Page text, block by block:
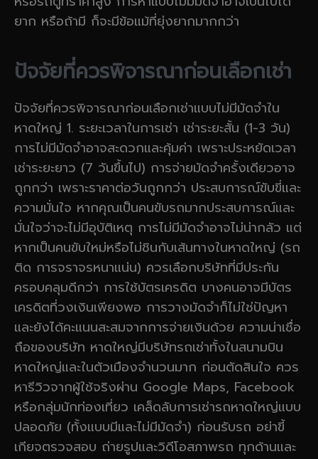
ยาก หรือถ้ามี ก็จะมีข้อแม้ที่ยุ่งยากมากกว่า
ปัจจัยที่ควรพิจารณาก่อนเลือกเช่า
ปัจจัยที่ควรพิจารณาก่อนเลือกเช่าแบบไม่มีมัดจำใน
หาดใหญ่ 1. ระยะเวลาในการเช่า เช่าระยะสั้น (1-3 วัน)
การไม่มีมัดจำอาจสะดวกและคุ้มค่า เพราะประหยัดเวลา
เช่าระยะยาว (7 วันขึ้นไป) การจ่ายมัดจำครั้งเดียวอาจ
ถูกกว่า เพราะราคาต่อวันถูกกว่า ประสบการณ์ขับขี่และ
ความมั่นใจ หากคุณเป็นคนขับรถมากประสบการณ์และ
มั่นใจว่าจะไม่มีอุบัติเหตุ การไม่มีมัดจำอาจไม่น่ากลัว แต่
หากเป็นคนขับใหม่หรือไม่ชินกับเส้นทางในหาดใหญ่ (รถ
ติด การจราจรหนาแน่น) ควรเลือกบริษัทที่มีประกัน
ครอบคลุมดีกว่า การใช้บัตรเครดิต บางคนอาจมีบัตร
เครดิตที่วงเงินเพียงพอ การวางมัดจำก็ไม่ใช่ปัญหา
และยังได้คะแนนสะสมจากการจ่ายเงินด้วย ความน่าเชื่อ
ถือของบริษัท หาดใหญ่มีบริษัทรถเช่าทั้งในสนามบิน
หาดใหญ่และในตัวเมืองจำนวนมาก ก่อนตัดสินใจ ควร
หารีวิวจากผู้ใช้จริงผ่าน Google Maps, Facebook
หรือกลุ่มนักท่องเที่ยว เคล็ดลับการเช่ารถหาดใหญ่แบบ
ปลอดภัย (ทั้งแบบมีและไม่มีมัดจำ) ก่อนรับรถ อย่าขี้
เกียจตรวจสอบ ถ่ายรูปและวิดีโอสภาพรถ ทุกด้านและ